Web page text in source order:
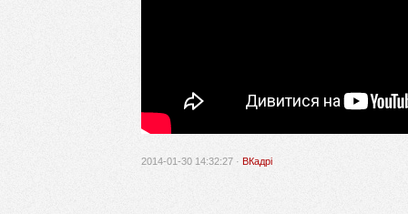
2014-01-30 14:32:27 · ВКадрі